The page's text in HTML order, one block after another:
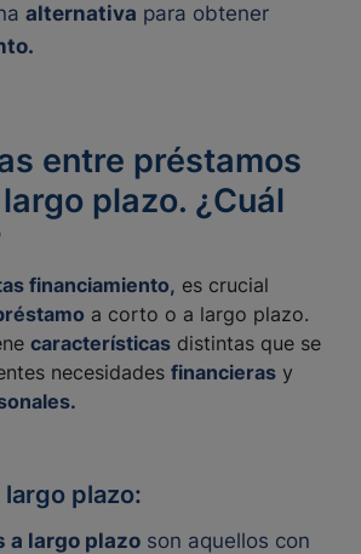
alternativa para obtener
entre préstamos
plazo. ¿Cuál
financiamiento, es crucial
a corto o a largo plazo.
características distintas que se
necesidades financieras y
plazo:
a largo plazo son aquellos con